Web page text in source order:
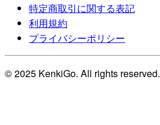
特定商取引に関する表記
利用規約
プライバシーポリシー
© 2025 KenkiGo. All rights reserved.